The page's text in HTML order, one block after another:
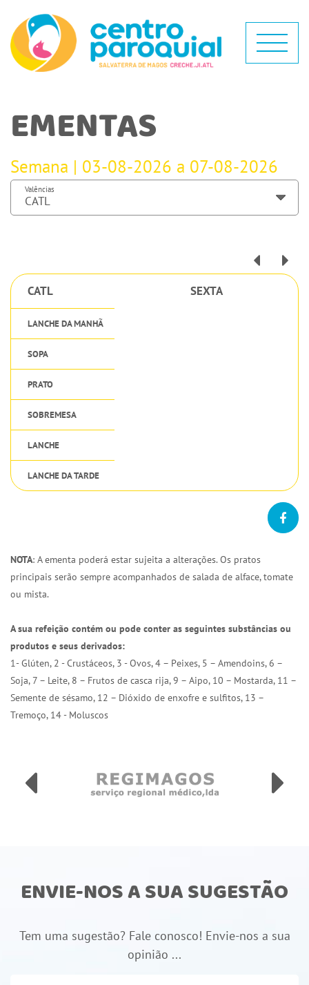
EMENTAS
Semana | 03-08-2026 a 07-08-2026
Valências
CATL SEXTA
LANCHE DA MANHÃ
SOPA
PRATO
SOBREMESA
LANCHE
LANCHE DA TARDE
NOTA: A ementa poderá estar sujeita a alterações. Os pratos
principais serão sempre acompanhados de salada de alface, tomate
ou mista.
A sua refeição contém ou pode conter as seguintes substâncias ou
produtos e seus derivados:
1- Glúten, 2 - Crustáceos, 3 - Ovos, 4 – Peixes, 5 – Amendoins, 6 –
Soja, 7 – Leite, 8 – Frutos de casca rija, 9 – Aipo, 10 – Mostarda, 11 –
Semente de sésamo, 12 – Dióxido de enxofre e sulfitos, 13 –
Tremoço, 14 - Moluscos
ENVIE-NOS A SUA SUGESTÃO
Tem uma sugestão? Fale conosco! Envie-nos a sua
opinião ...